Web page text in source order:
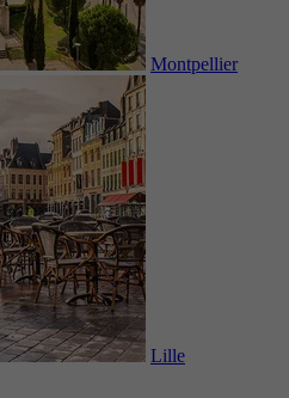
Montpellier
Lille